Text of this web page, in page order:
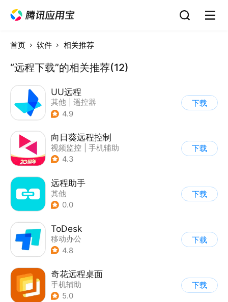
首页 软件 相关推荐
“远程下载”的相关推荐(12)
UU远程
其他
遥控器
4.9
下载
向日葵远程控制
视频监控
手机辅助
4.3
下载
远程助手
其他
0.0
下载
ToDesk
移动办公
4.8
下载
奇花远程桌面
手机辅助
5.0
下载